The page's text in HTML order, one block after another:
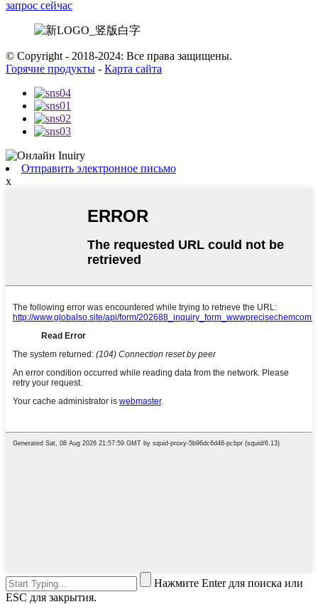
запрос сейчас
© Copyright - 2018-2024: Все права защищены.
Горячие продукты - Карта сайта
Отправить электронное письмо
x
Нажмите Enter для поиска или
ESC для закрытия.